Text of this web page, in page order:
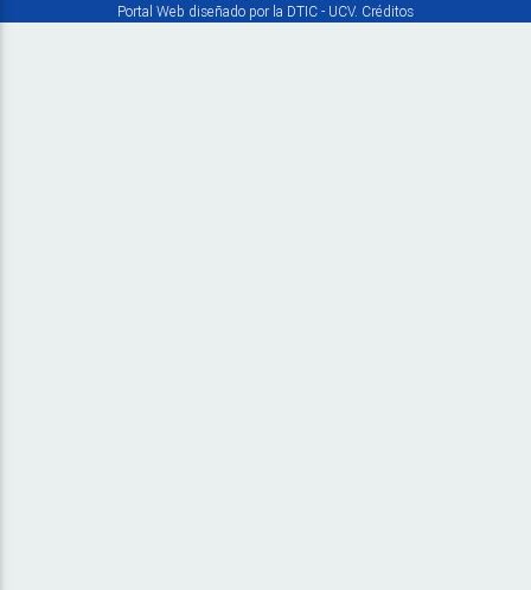
Portal Web diseñado por la DTIC - UCV. Créditos